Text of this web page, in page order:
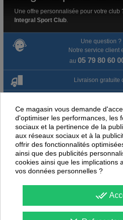
Une offre personnalisée pour votre club
Integral Sport Club.
Une question
Notre service client
au 05 79 80 60
Livraison gratuite
Paiement
Satisfait ou
NOUS PENSONS QUE
30%
Ce magasin vous demande
d'optimiser les performances, les
sociaux et la pertinence de la
aux réseaux sociaux et à la
offrir des fonctionnalités
ainsi que des publicités
cookies ainsi que les implications
vos données personnelles ?
done_all